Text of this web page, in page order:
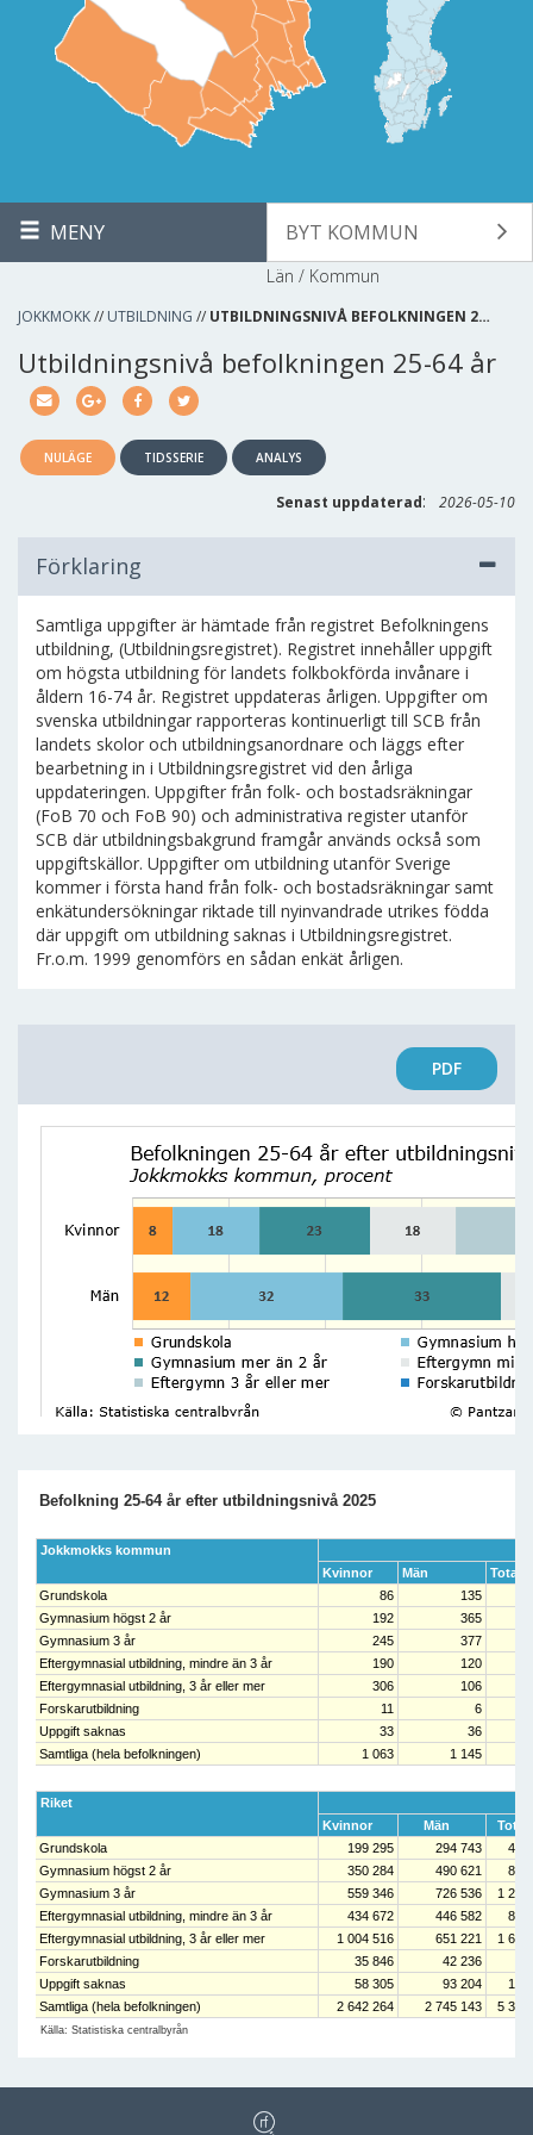
MENY BYT KOMMUN
Län / Kommun
JOKKMOKK// UTBILDNING // UTBILDNINGSNIVÅ BEFOLKNINGEN 2…
Utbildningsnivå befolkningen 25-64 år
NULÄGE TIDSSERIE ANALYS
Senast uppdaterad: 2026-05-10
Förklaring
Samtliga uppgifter är hämtade från registret Befolkningens
utbildning, (Utbildningsregistret). Registret innehåller uppgift
om högsta utbildning för landets folkbokförda invånare i
åldern 16-74 år. Registret uppdateras årligen. Uppgifter om
svenska utbildningar rapporteras kontinuerligt till SCB från
landets skolor och utbildningsanordnare och läggs efter
bearbetning in i Utbildningsregistret vid den årliga
uppdateringen. Uppgifter från folk- och bostadsräkningar
(FoB 70 och FoB 90) och administrativa register utanför
SCB där utbildningsbakgrund framgår används också som
uppgiftskällor. Uppgifter om utbildning utanför Sverige
kommer i första hand från folk- och bostadsräkningar samt
enkätundersökningar riktade till nyinvandrade utrikes födda
där uppgift om utbildning saknas i Utbildningsregistret.
Fr.o.m. 1999 genomförs en sådan enkät årligen.
PDF
Befolkning 25-64 år efter utbildningsnivå 2025
Jokkmokks kommun
Kvinnor
Män
Totalt
Grundskola
86
135
Gymnasium högst 2 år
192
365
Gymnasium 3 år
245
377
Eftergymnasial utbildning, mindre än 3 år
190
120
Eftergymnasial utbildning, 3 år eller mer
306
106
Forskarutbildning
11
6
Uppgift saknas
33
36
Samtliga (hela befolkningen)
1 063 1 145
Riket
Kvinnor
Män
Totalt
Grundskola
199 295 294 743
494
Gymnasium högst 2 år
350 284 490 621
840
Gymnasium 3 år
559 346 726 536
1 285
Eftergymnasial utbildning, mindre än 3 år
434 672 446 582
881
Eftergymnasial utbildning, 3 år eller mer
1 004 516 651 221
1 655
Forskarutbildning
35 846 42 236
Uppgift saknas
58 305 93 204
151
Samtliga (hela befolkningen)
2 642 264 2 745 143 5 387
Källa: Statistiska centralbyrån